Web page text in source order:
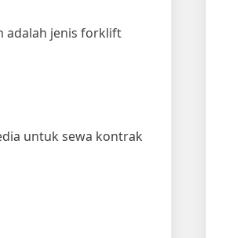
adalah jenis forklift
untuk sewa kontrak